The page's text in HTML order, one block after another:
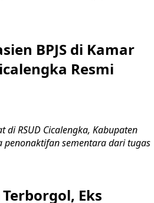
BPJS di Kamar
Resmi
di RSUD Cicalengka, Kabupaten
sementara dari tugas
Eks